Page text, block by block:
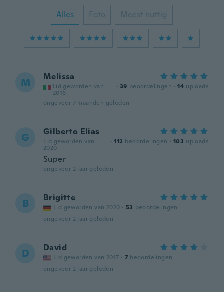
Alles Foto Meest nuttig
M Melissa
Lid geworden van
2016
· 39 beoordelingen · 14 uploads
ongeveer 7 maanden geleden
G Gilberto Elias
Lid geworden van
2020
· 112 beoordelingen · 103 uploads
Super
ongeveer 2 jaar geleden
B Brigitte
Lid geworden van 2020 · 53 beoordelingen
ongeveer 2 jaar geleden
D David
Lid geworden van 2017 · 7 beoordelingen
ongeveer 2 jaar geleden